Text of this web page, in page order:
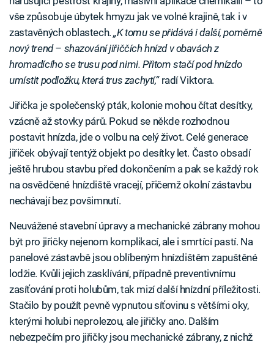
vše způsobuje úbytek hmyzu jak ve volné krajině, tak i v
zastavěných oblastech.„K tomu se přidává i další, poměrně
nový trend – shazování jiřiččích hnízd v obavách z
hromadícího se trusu pod nimi. Přitom stačí pod hnízdo
umístit podložku, která trus zachytí,“radí Viktora.
Jiřička je společenský pták, kolonie mohou čítat desítky,
vzácně až stovky párů. Pokud se někde rozhodnou
postavit hnízda, jde o volbu na celý život. Celé generace
jiřiček obývají tentýž objekt po desítky let. Často obsadí
ještě hrubou stavbu před dokončením a pak se každý rok
na osvědčené hnízdiště vracejí, přičemž okolní zástavbu
nechávají bez povšimnutí.
Neuvážené stavební úpravy a mechanické zábrany mohou
být pro jiřičky nejenom komplikací, ale i smrtící pastí. Na
panelové zástavbě jsou oblíbeným hnízdištěm zapuštěné
lodžie. Kvůli jejich zasklívání, případně preventivnímu
zasíťování proti holubům, tak mizí další hnízdní příležitosti.
Stačilo by použít pevně vypnutou síťovinu s většími oky,
kterými holubi neprolezou, ale jiřičky ano. Dalším
nebezpečím pro jiřičky jsou mechanické zábrany, z nichž